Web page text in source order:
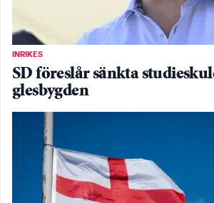
INRIKES
SD föreslår sänkta
glesbygden